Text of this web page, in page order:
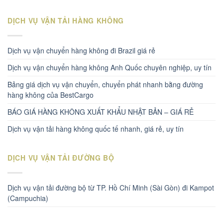
DỊCH VỤ VẬN TẢI HÀNG KHÔNG
Dịch vụ vận chuyển hàng không đi Brazil giá rẻ
Dịch vụ vận chuyển hàng không Anh Quốc chuyên nghiệp, uy tín
Bảng giá dịch vụ vận chuyển, chuyển phát nhanh bằng đường
hàng không của BestCargo
BÁO GIÁ HÀNG KHÔNG XUẤT KHẨU NHẬT BẢN – GIÁ RẺ
Dịch vụ vận tải hàng không quốc tế nhanh, giá rẻ, uy tín
DỊCH VỤ VẬN TẢI ĐƯỜNG BỘ
Dịch vụ vận tải đường bộ từ TP. Hồ Chí Minh (Sài Gòn) đi Kampot
(Campuchia)